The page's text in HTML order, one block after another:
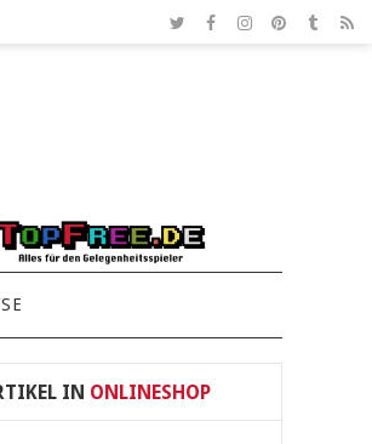
IN ONLINESHOP